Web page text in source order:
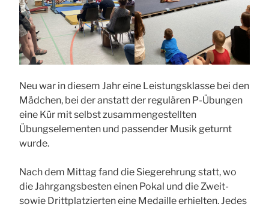
Neu war in diesem Jahr eine Leistungsklasse bei den
Mädchen, bei der anstatt der regulären P-Übungen
eine Kür mit selbst zusammengestellten
Übungselementen und passender Musik geturnt
wurde.
Nach dem Mittag fand die Siegerehrung statt, wo
die Jahrgangsbesten einen Pokal und die Zweit-
sowie Drittplatzierten eine Medaille erhielten. Jedes